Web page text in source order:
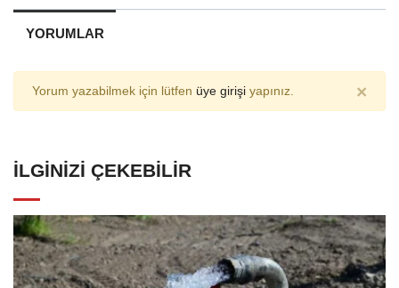
YORUMLAR
Yorum yazabilmek için lütfen üye girişi yapınız. ×
İLGINIZI ÇEKEBILIR